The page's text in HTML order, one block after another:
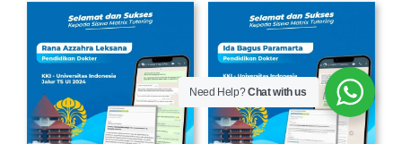
Need Help?Chat with us